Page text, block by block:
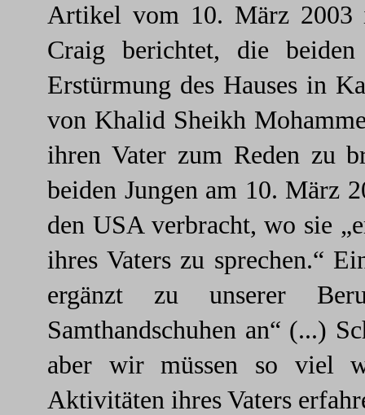
Artikel vom 10. März
Craig berichtet, die
Erstürmung des Hauses in
von Khalid Sheikh
ihren Vater zum Reden zu
beiden Jungen am 10. März
den USA verbracht, wo sie
ihres Vaters zu sprechen.“
ergänzt zu unserer
Samthandschuhen an“ (...)
aber wir müssen so viel
Aktivitäten ihres Vaters